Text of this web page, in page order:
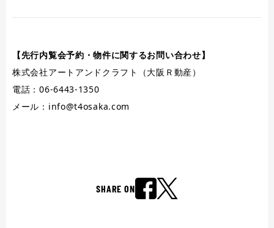
【先行内覧会予約・物件に関するお問い合わせ】
株式会社アートアンドクラフト（大阪Ｒ動産）
電話：06-6443-1350
メール： info@t4osaka.com
SHARE ON